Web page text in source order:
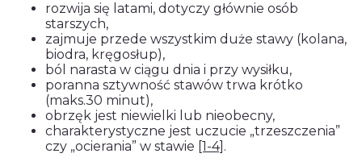
rozwija się latami, dotyczy głównie osób
starszych,
zajmuje przede wszystkim duże stawy (kolana,
biodra, kręgosłup),
ból narasta w ciągu dnia i przy wysiłku,
poranna sztywność stawów trwa krótko
(maks.30 minut),
obrzęk jest niewielki lub nieobecny,
charakterystyczne jest uczucie „trzeszczenia”
czy „ocierania” w stawie [1-4] .